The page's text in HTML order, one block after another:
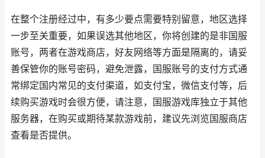
在整个注册经过中，有多少要点需要特别留意，地区选择
一步至关重要，如果误选其他地区，你将创建的是非国服
账号，两者在游戏商店，好友网络等方面是隔离的，请妥
善保管你的账号密码，避免泄露，国服账号的支付方式通
常绑定国内常见的支付渠道，如支付宝，微信支付等，后
续购买游戏时会很方便，请注意，国服游戏库独立于其他
服务器，在购买或期待某款游戏前，建议先浏览国服商店
查看是否提供。